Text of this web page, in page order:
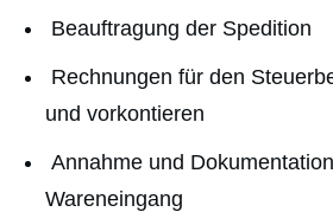
Beauftragung der Spedition
Rechnungen für den
und vorkontieren
Annahme und
Wareneingang